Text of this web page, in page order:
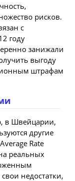
рисков.
с
году
занижали
выгоду
штрафам
в Швейцарии,
другие
Rate
реальных
недостатки,